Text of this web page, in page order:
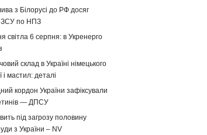
з Білорусі до РФ досяг
ЗСУ по НПЗ
світла 6 серпня: в Укренерго
склад в Україні німецького
і мастил: деталі
кордон України зафіксували
— ДПСУ
під загрозу половину
з України – NV